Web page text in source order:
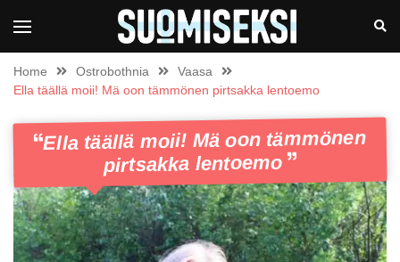
Home Ostrobothnia
Vaasa
Ella täällä moii! Mä oon tämmönen pirtsakka lentoemo
Ella täällä moii! Mä oon tämmönen
pirtsakka lentoemo